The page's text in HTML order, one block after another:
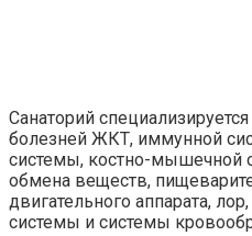
Санаторий
болезней ЖКТ, иммунной
системы, костно-мышечной
обмена веществ,
двигательного аппарата,
системы и системы